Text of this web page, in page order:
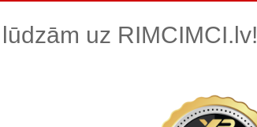
uz RIMCIMCI.lv!